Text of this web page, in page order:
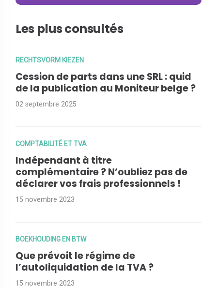
Les plus consultés
RECHTSVORM KIEZEN
Cession de parts dans une SRL : quid
de la publication au Moniteur belge ?
02 septembre 2025
COMPTABILITÉ ET TVA
Indépendant à titre
complémentaire ? N’oubliez pas de
déclarer vos frais professionnels !
15 novembre 2023
BOEKHOUDING EN BTW
Que prévoit le régime de
l’autoliquidation de la TVA ?
15 novembre 2023